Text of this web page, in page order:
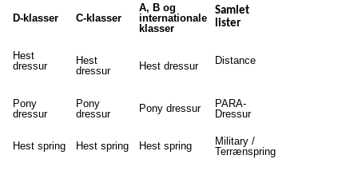
D-klasser C-klasser
A, B og
internationale
klasser
Samlet
lister
Hest
dressur
Hest
dressur
Hest dressur Distance
Pony
dressur
Pony
dressur
Pony dressur
PARA-
Dressur
Hest spring Hest spring Hest spring
Military /
Terrænspring